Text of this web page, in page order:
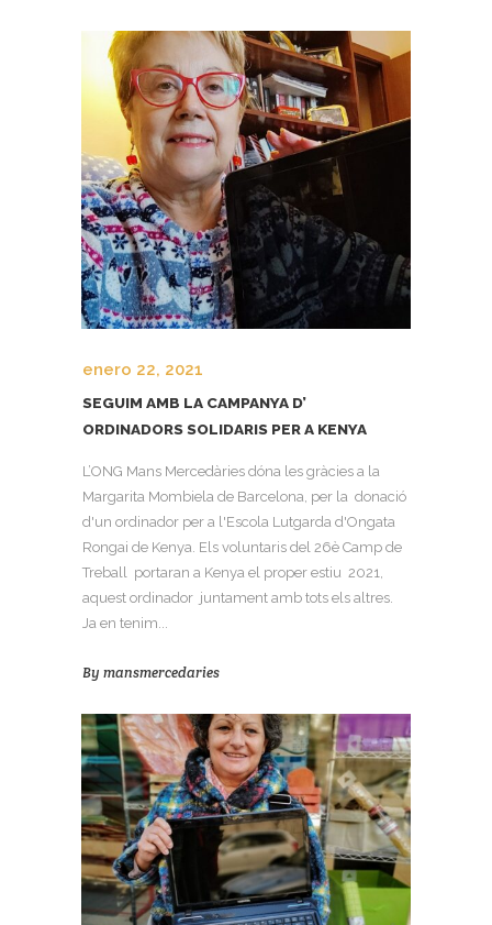
enero 22, 2021
SEGUIM AMB LA CAMPANYA D’
ORDINADORS SOLIDARIS PER A KENYA
L’ONG Mans Mercedàries dóna les gràcies a la
Margarita Mombiela de Barcelona, per la donació
d'un ordinador per a l'Escola Lutgarda d'Ongata
Rongai de Kenya. Els voluntaris del 26è Camp de
Treball portaran a Kenya el proper estiu 2021,
aquest ordinador juntament amb tots els altres.
Ja en tenim...
By mansmercedaries